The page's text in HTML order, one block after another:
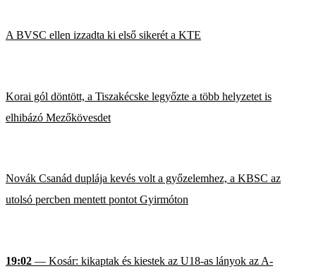
A BVSC ellen izzadta ki első sikerét a KTE
Korai gól döntött, a Tiszakécske legyőzte a több helyzetet is
elhibázó Mezőkövesdet
Novák Csanád duplája kevés volt a győzelemhez, a KBSC az
utolsó percben mentett pontot Gyirmóton
19:02 — Kosár: kikaptak és kiestek az U18-as lányok az A-